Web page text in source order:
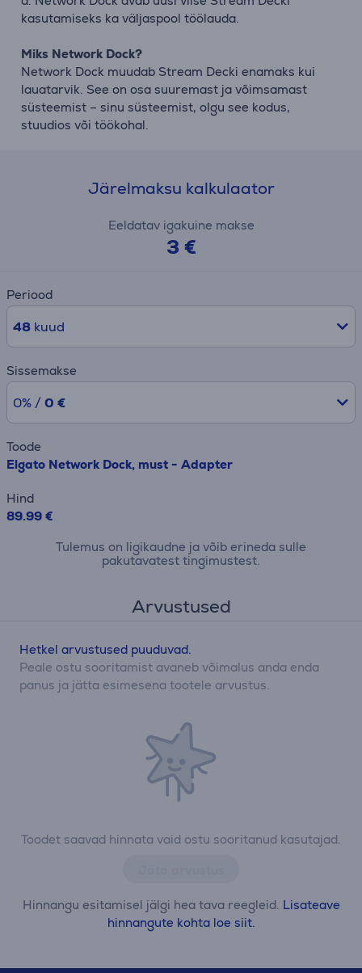
kasutamiseks ka väljaspool töölauda.
Miks Network Dock?
Network Dock muudab Stream Decki enamaks kui
lauatarvik. See on osa suuremast ja võimsamast
süsteemist – sinu süsteemist, olgu see kodus,
stuudios või töökohal.
Järelmaksu kalkulaator
Eeldatav igakuine makse
3 €
Periood
48kuud
Sissemakse
0% / 0 €
Toode
Elgato Network Dock, must - Adapter
Hind
89.99 €
Tulemus on ligikaudne ja võib erineda sulle
pakutavatest tingimustest.
Arvustused
Toodet saavad hinnata vaid ostu sooritanud kasutajad.
Hinnangu esitamisel jälgi hea tava reegleid. Lisateave
hinnangute kohta loe siit.
Hetkel arvustused puuduvad.
Peale ostu sooritamist avaneb võimalus anda enda
panus ja jätta esimesena tootele arvustus.